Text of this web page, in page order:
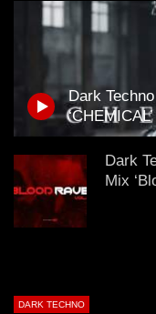
01:29:06
FANTASM @
WEEKEND
REBIRTH EDITION
Dark
Dark
Mix
DARK TECHNO